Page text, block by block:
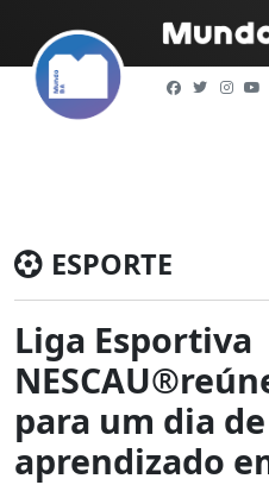
ESPORTE
Liga Esportiva
para um dia
aprendizado